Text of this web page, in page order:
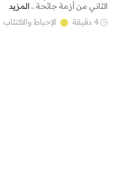
الثاني من أزمة جائحة .. المزيد
4 دقيقة
الإحباط والاكتئاب